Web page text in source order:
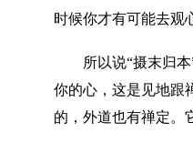
时候你才有可能去观
所以说“摄末归
你的心，这是见地跟
的，外道也有禅定。